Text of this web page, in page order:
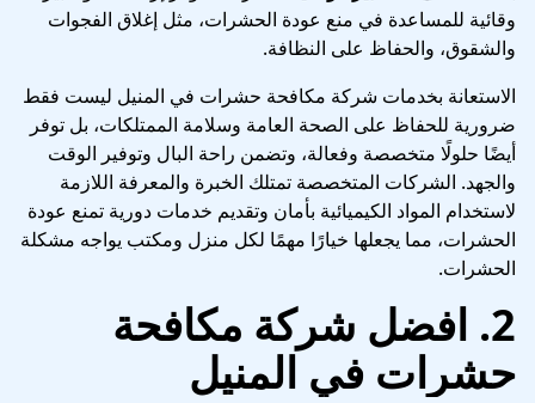
وقائية للمساعدة في منع عودة الحشرات، مثل إغلاق الفجوات
والشقوق، والحفاظ على النظافة.
الاستعانة بخدمات شركة مكافحة حشرات في المنيل ليست فقط
ضرورية للحفاظ على الصحة العامة وسلامة الممتلكات، بل توفر
أيضًا حلولًا متخصصة وفعالة، وتضمن راحة البال وتوفير الوقت
والجهد. الشركات المتخصصة تمتلك الخبرة والمعرفة اللازمة
لاستخدام المواد الكيميائية بأمان وتقديم خدمات دورية تمنع عودة
الحشرات، مما يجعلها خيارًا مهمًا لكل منزل ومكتب يواجه مشكلة
الحشرات.
2. افضل شركة مكافحة
حشرات في المنيل